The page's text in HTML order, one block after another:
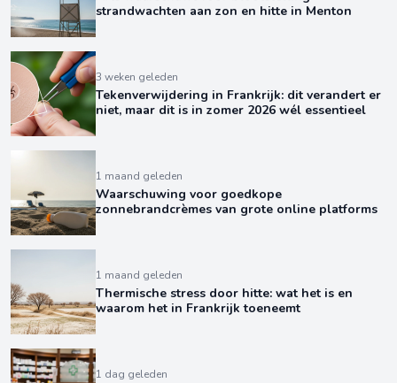
strandwachten aan zon en hitte in Menton
3 weken geleden
Tekenverwijdering in Frankrijk: dit verandert er
niet, maar dit is in zomer 2026 wél essentieel
1 maand geleden
Waarschuwing voor goedkope
zonnebrandcrèmes van grote online platforms
1 maand geleden
Thermische stress door hitte: wat het is en
waarom het in Frankrijk toeneemt
1 dag geleden